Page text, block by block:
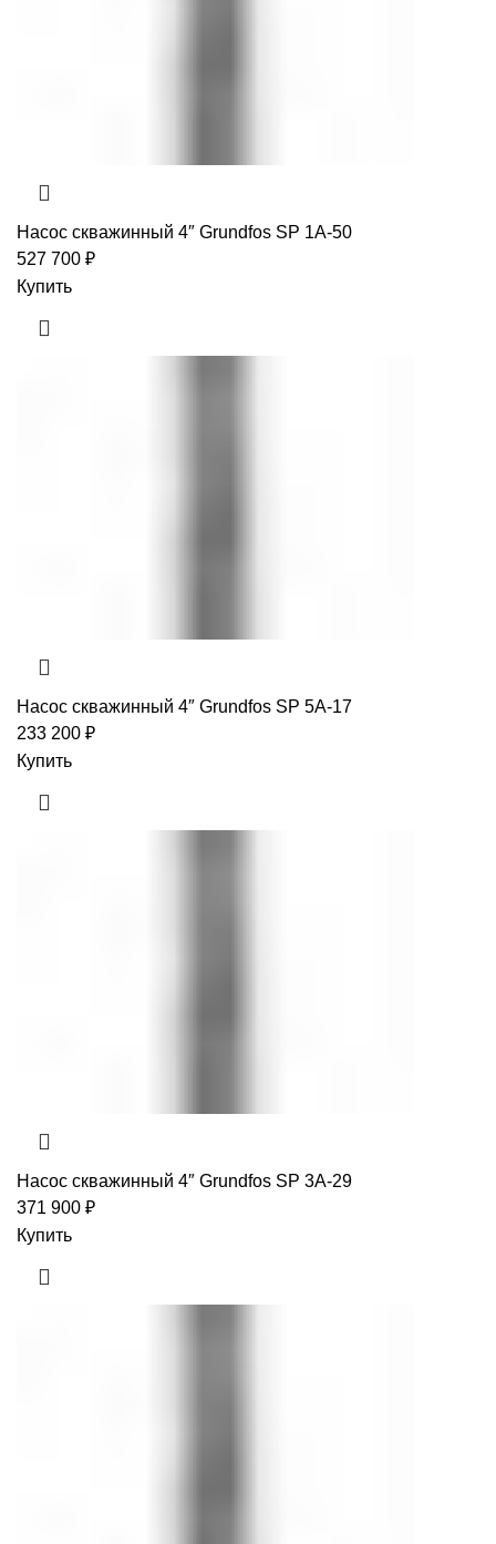
Насос скважинный 4″ Grundfos SP 1A-50
527 700 ₽
Купить
Насос скважинный 4″ Grundfos SP 5A-17
233 200 ₽
Купить
Насос скважинный 4″ Grundfos SP 3A-29
371 900 ₽
Купить